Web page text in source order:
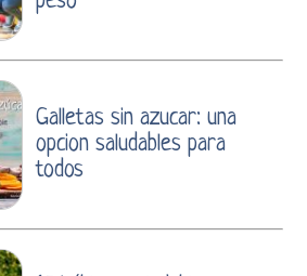
Galletas sin azucar: una
opcion saludables para
todos